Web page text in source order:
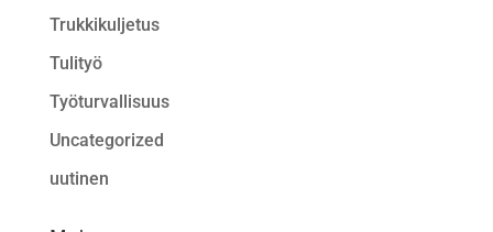
Trukkikuljetus
Tulityö
Työturvallisuus
Uncategorized
uutinen